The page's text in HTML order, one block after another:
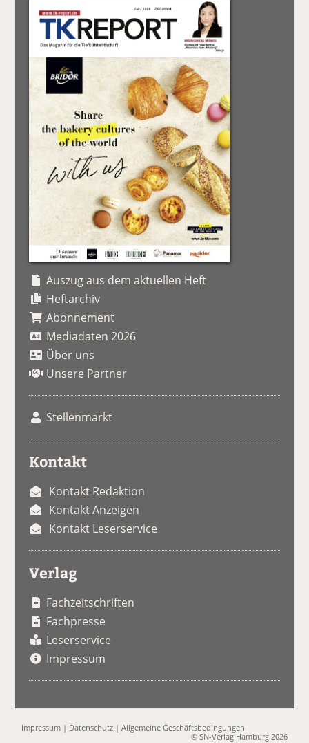
Auszug aus dem aktuellen Heft
Heftarchiv
Abonnement
Mediadaten 2026
Über uns
Unsere Partner
Stellenmarkt
Kontakt
Kontakt Redaktion
Kontakt Anzeigen
Kontakt Leserservice
Verlag
Fachzeitschriften
Fachpresse
Leserservice
Impressum
Impressum | Datenschutz |Allgemeine Geschäftsbedingungen
© SN-Verlag Hamburg 2026